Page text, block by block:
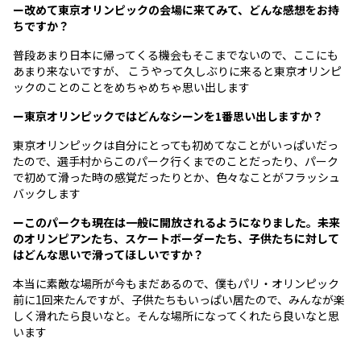
ー改めて東京オリンピックの会場に来てみて、どんな感想をお持
ちですか？
普段あまり日本に帰ってくる機会もそこまでないので、ここにも
あまり来ないですが、 こうやって久しぶりに来ると東京オリンピ
ックのことのことをめちゃめちゃ思い出します
ー東京オリンピックではどんなシーンを1番思い出しますか？
東京オリンピックは自分にとっても初めてなことがいっぱいだっ
たので、選手村からこのパーク行くまでのことだったり、パーク
で初めて滑った時の感覚だったりとか、色々なことがフラッシュ
バックします
ーこのパークも現在は一般に開放されるようになりました。未来
のオリンピアンたち、スケートボーダーたち、子供たちに対して
はどんな思いで滑ってほしいですか？
本当に素敵な場所が今もまだあるので、僕もパリ・オリンピック
前に1回来たんですが、子供たちもいっぱい居たので、みんなが楽
しく滑れたら良いなと。そんな場所になってくれたら良いなと思
います